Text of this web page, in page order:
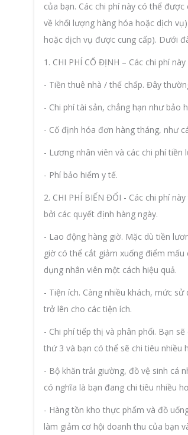
của bạn. Các chi phí này có thể
về khối lượng hàng hóa hoặc dịch
hoặc dịch vụ được cung cấp). Dưới
1. CHI PHÍ CỐ ĐỊNH – Các chi phí
- Tiền thuê nhà / thế chấp. Đây
- Chi phí tài sản, chẳng hạn như bảo
- Cố định hóa đơn hàng tháng, như
- Lương nhân viên và các chi phí tiền
- Phí bảo hiểm y tế.
2. CHI PHÍ BIẾN ĐỔI - Các chi phí
bởi các quyết định hàng ngày.
- Lao động hàng giờ. Mặc dù tiền
giờ có thể cắt giảm xuống điểm
dụng nhân viên một cách hiệu quả.
- Tiện ích. Càng nhiều khách, mức
trở lên cho các tiện ích.
- Chi phí tiếp thị và phân phối. Bạn
thứ 3 và bạn có thể sẽ chi tiêu nhiều
- Bộ khăn trải giường, đồ vệ sinh cá
có nghĩa là bạn đang chi tiêu nhiều
- Hàng tồn kho thực phẩm và đồ
làm giảm cơ hội doanh thu của bạn